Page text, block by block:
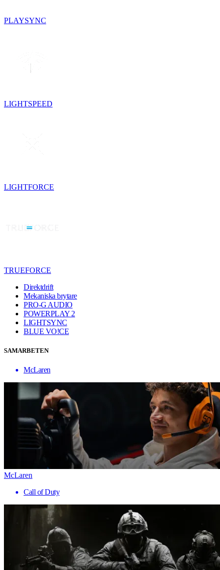
PLAYSYNC
LIGHTSPEED
LIGHTFORCE
TRUEFORCE
Direktdrift
Mekaniska brytare
PRO-G AUDIO
POWERPLAY 2
LIGHTSYNC
BLUE VO!CE
SAMARBETEN
McLaren
McLaren
Call of Duty